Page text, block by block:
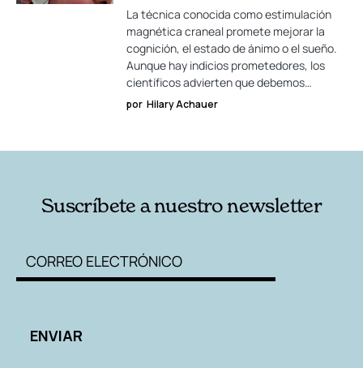
La técnica conocida como estimulación
magnética craneal promete mejorar la
cognición, el estado de ánimo o el sueño.
Aunque hay indicios prometedores, los
científicos advierten que debemos…
por Hilary Achauer
Suscríbete a nuestro newsletter